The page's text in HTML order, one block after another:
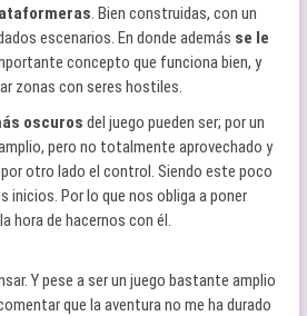
. Bien construidas, con un
escenarios. En donde además se le
concepto que funciona bien, y
zonas con seres hostiles.
oscuros del juego pueden ser; por un
pero no totalmente aprovechado y
otro lado el control. Siendo este poco
inicios. Por lo que nos obliga a poner
hora de hacernos con él.
Y pese a ser un juego bastante amplio
que la aventura no me ha durado